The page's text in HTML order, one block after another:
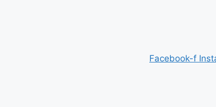
Facebook-f